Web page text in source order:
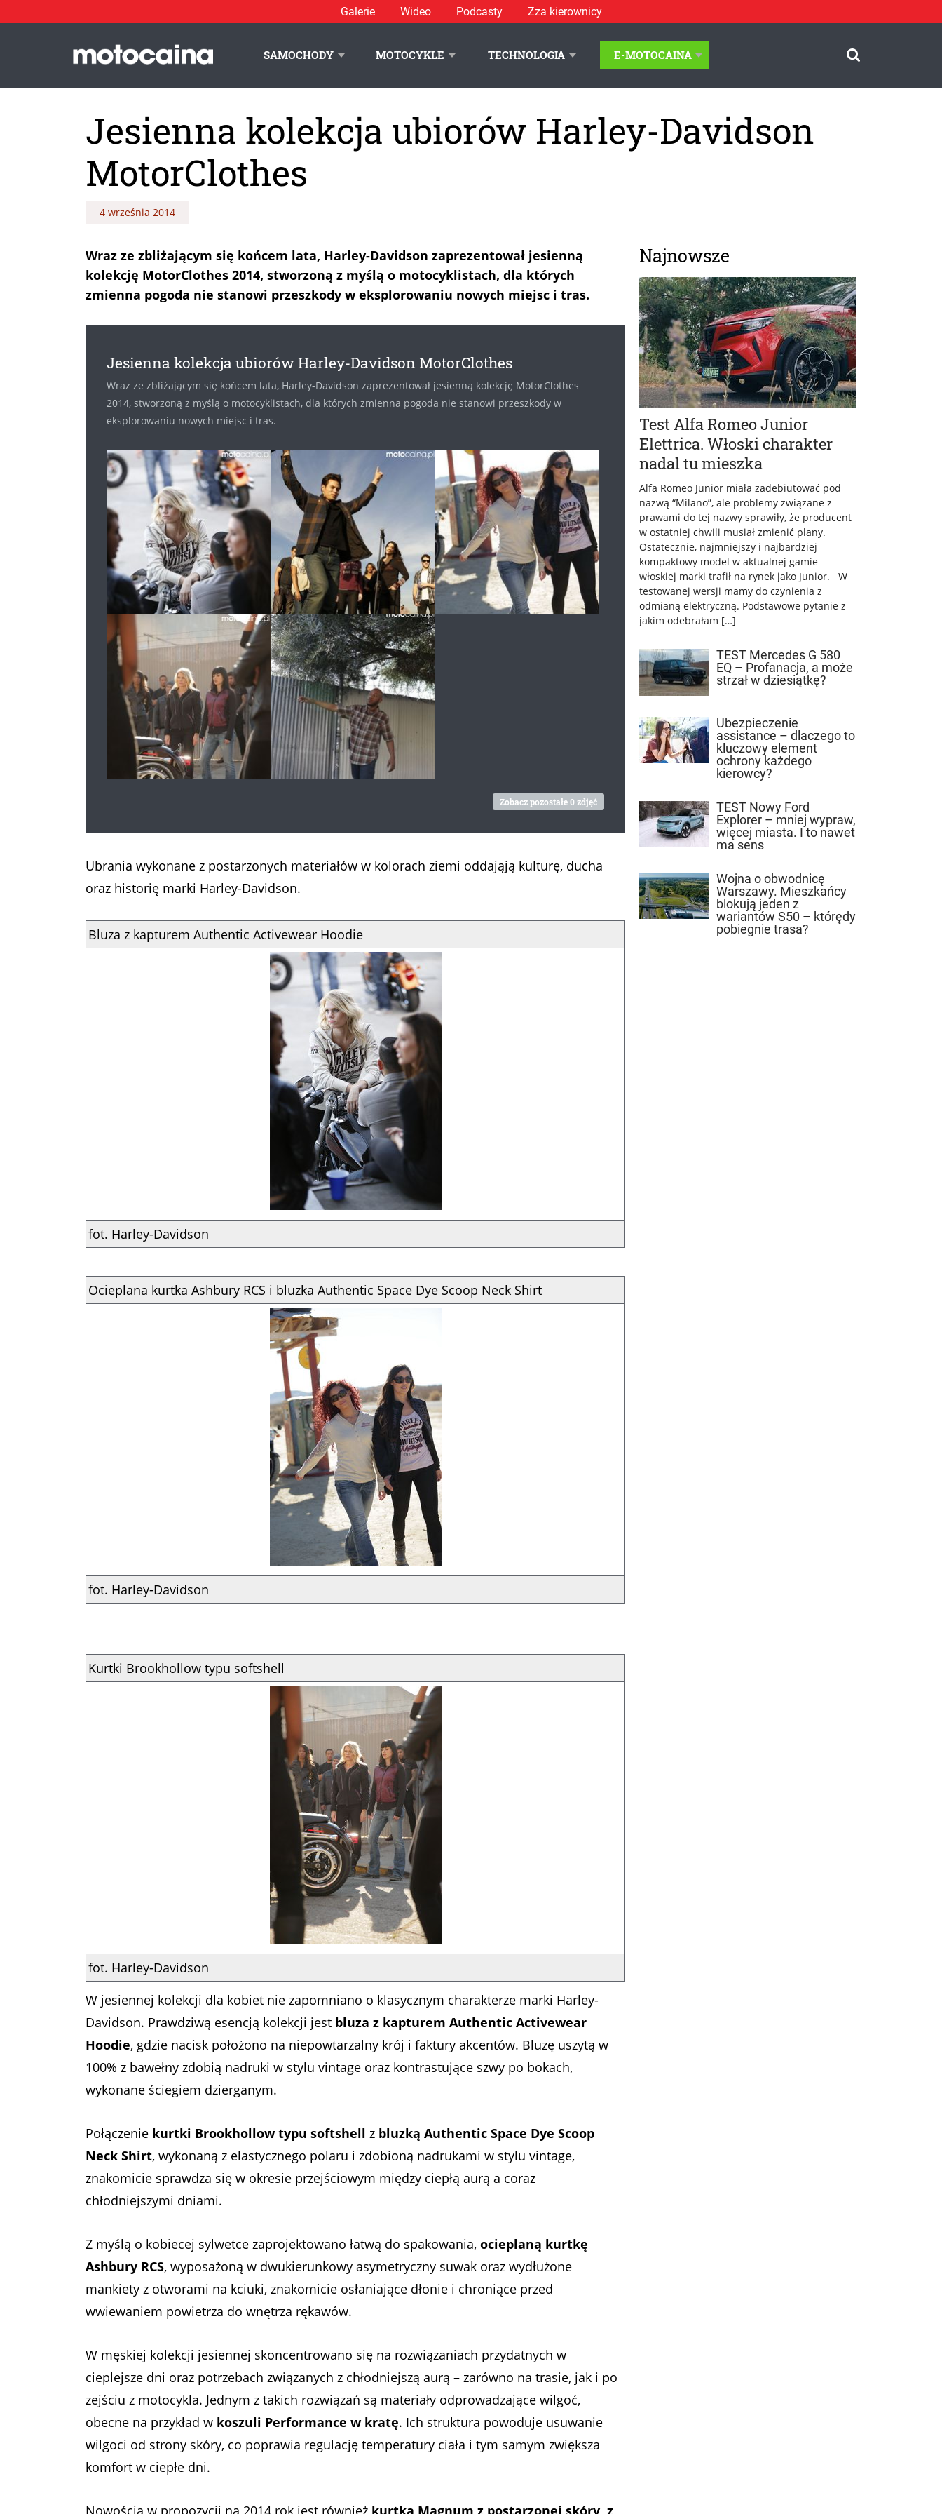
Galerie Wideo Podcasty Zza kierownicy
SAMOCHODY MOTOCYKLE TECHNOLOGIA E-MOTOCAINA
Jesienna kolekcja ubiorów Harley-Davidson
MotorClothes
4 września 2014
Wraz ze zbliżającym się końcem lata, Harley-Davidson zaprezentował jesienną
kolekcję MotorClothes 2014, stworzoną z myślą o motocyklistach, dla których
zmienna pogoda nie stanowi przeszkody w eksplorowaniu nowych miejsc i tras.
Jesienna kolekcja ubiorów Harley-Davidson MotorClothes
Wraz ze zbliżającym się końcem lata, Harley-Davidson zaprezentował jesienną kolekcję MotorClothes
2014, stworzoną z myślą o motocyklistach, dla których zmienna pogoda nie stanowi przeszkody w
eksplorowaniu nowych miejsc i tras.
Zobacz pozostałe 0 zdjęć
Ubrania wykonane z postarzonych materiałów w kolorach ziemi oddająją kulturę, ducha
oraz historię marki Harley-Davidson.
Bluza z kapturem Authentic Activewear Hoodie
fot. Harley-Davidson
Ocieplana kurtka Ashbury RCS i bluzka Authentic Space Dye Scoop Neck Shirt
fot. Harley-Davidson
Kurtki Brookhollow typu softshell
fot. Harley-Davidson
W jesiennej kolekcji dla kobiet nie zapomniano o klasycznym charakterze marki Harley-
Davidson. Prawdziwą esencją kolekcji jest bluza z kapturem Authentic Activewear
Hoodie, gdzie nacisk położono na niepowtarzalny krój i faktury akcentów. Bluzę uszytą w
100% z bawełny zdobią nadruki w stylu vintage oraz kontrastujące szwy po bokach,
wykonane ściegiem dzierganym.
Połączenie kurtki Brookhollow typu softshell z bluzką Authentic Space Dye Scoop
Neck Shirt, wykonaną z elastycznego polaru i zdobioną nadrukami w stylu vintage,
znakomicie sprawdza się w okresie przejściowym między ciepłą aurą a coraz
chłodniejszymi dniami.
Z myślą o kobiecej sylwetce zaprojektowano łatwą do spakowania, ocieplaną kurtkę
Ashbury RCS, wyposażoną w dwukierunkowy asymetryczny suwak oraz wydłużone
mankiety z otworami na kciuki, znakomicie osłaniające dłonie i chroniące przed
wwiewaniem powietrza do wnętrza rękawów.
W męskiej kolekcji jesiennej skoncentrowano się na rozwiązaniach przydatnych w
cieplejsze dni oraz potrzebach związanych z chłodniejszą aurą – zarówno na trasie, jak i po
zejściu z motocykla. Jednym z takich rozwiązań są materiały odprowadzające wilgoć,
obecne na przykład w koszuli Performance w kratę. Ich struktura powoduje usuwanie
wilgoci od strony skóry, co poprawia regulację temperatury ciała i tym samym zwiększa
komfort w ciepłe dni.
Nowością w propozycji na 2014 rok jest również kurtka Magnum z postarzonej skóry, z
Najnowsze
Test Alfa Romeo Junior
Elettrica. Włoski charakter
nadal tu mieszka
Alfa Romeo Junior miała zadebiutować pod
nazwą “Milano”, ale problemy związane z
prawami do tej nazwy sprawiły, że producent
w ostatniej chwili musiał zmienić plany.
Ostatecznie, najmniejszy i najbardziej
kompaktowy model w aktualnej gamie
włoskiej marki trafił na rynek jako Junior. W
testowanej wersji mamy do czynienia z
odmianą elektryczną. Podstawowe pytanie z
jakim odebrałam […]
TEST Mercedes G 580
EQ – Profanacja, a może
strzał w dziesiątkę?
Ubezpieczenie
assistance – dlaczego to
kluczowy element
ochrony każdego
kierowcy?
TEST Nowy Ford
Explorer – mniej wypraw,
więcej miasta. I to nawet
ma sens
Wojna o obwodnicę
Warszawy. Mieszkańcy
blokują jeden z
wariantów S50 – którędy
pobiegnie trasa?